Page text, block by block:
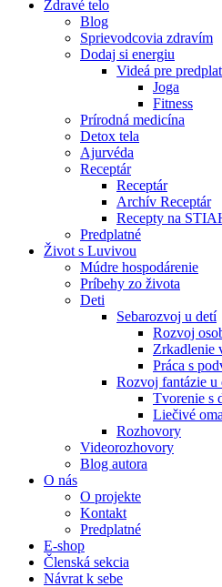
Zdravé telo
Blog
Sprievodcovia zdravím
Dodaj si energiu
Videá pre
Joga
Fitness
Prírodná medicína
Detox tela
Ajurvéda
Receptár
Receptár
Archív Receptár
Recepty na
Predplatné
Život s Luvivou
Múdre hospodárenie
Príbehy zo života
Deti
Sebarozvoj u detí
Rozvoj
Zrkadlenie
Práca s
Rozvoj fantázie u
Tvorenie s
Liečivé
Rozhovory
Videorozhovory
Blog autora
O nás
O projekte
Kontakt
Predplatné
E-shop
Členská sekcia
Návrat k sebe